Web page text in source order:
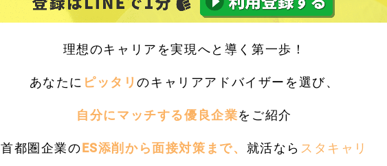
理想のキャリアを実現へと導く第一歩！
あなたに ピッタリのキャリアアドバイザーを選び、
自分にマッチする優良企業をご紹介
首都圏企業のES添削から面接対策まで、 就活なら スタキャリ